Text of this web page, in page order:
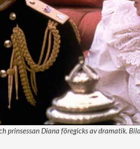
prinsessan Diana föregicks av dramatik.